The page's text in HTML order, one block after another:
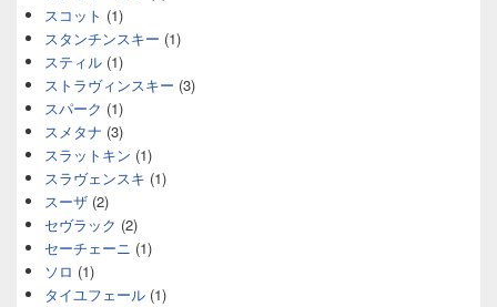
スコット (1)
スタンチンスキー (1)
スティル (1)
ストラヴィンスキー (3)
スパーク (1)
スメタナ (3)
スラットキン (1)
スラヴェンスキ (1)
スーザ (2)
セヴラック (2)
セーチェーニ (1)
ソロ (1)
タイユフェール (1)